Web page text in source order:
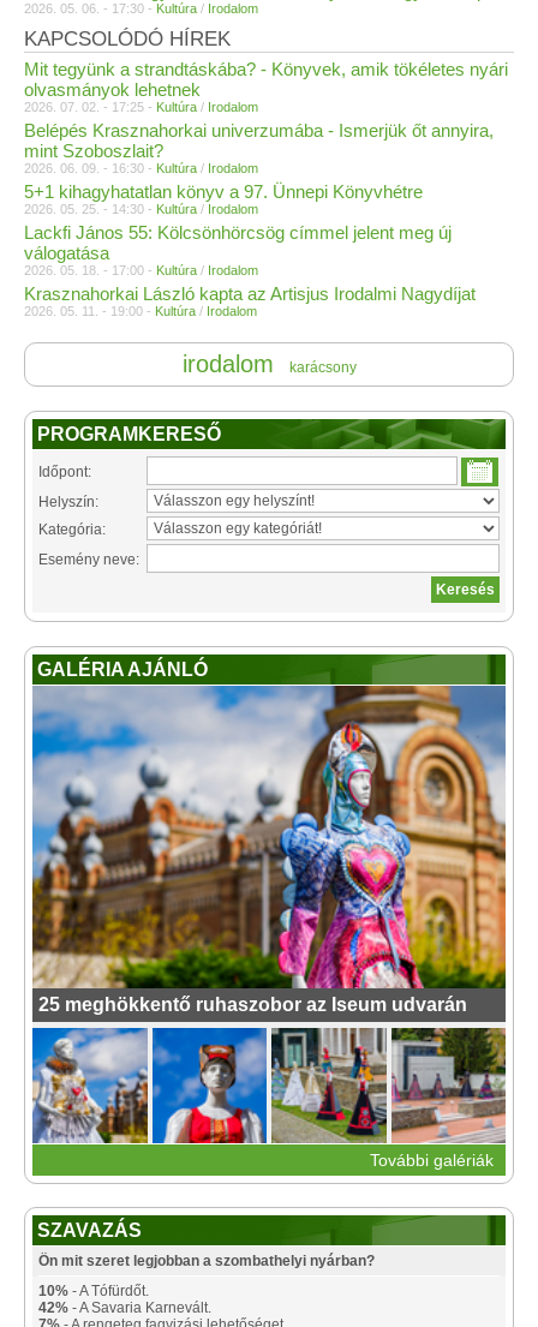
2026. 05. 06. - 17:30 - Kultúra / Irodalom
KAPCSOLÓDÓ HÍREK
Mit tegyünk a strandtáskába? - Könyvek, amik tökéletes nyári
olvasmányok lehetnek
2026. 07. 02. - 17:25 - Kultúra / Irodalom
Belépés Krasznahorkai univerzumába - Ismerjük őt annyira,
mint Szoboszlait?
2026. 06. 09. - 16:30 - Kultúra / Irodalom
5+1 kihagyhatatlan könyv a 97. Ünnepi Könyvhétre
2026. 05. 25. - 14:30 - Kultúra / Irodalom
Lackfi János 55: Kölcsönhörcsög címmel jelent meg új
válogatása
2026. 05. 18. - 17:00 - Kultúra / Irodalom
Krasznahorkai László kapta az Artisjus Irodalmi Nagydíjat
2026. 05. 11. - 19:00 - Kultúra / Irodalom
irodalom karácsony
PROGRAMKERESŐ
Időpont:
Helyszín:
Kategória:
Esemény neve:
GALÉRIA AJÁNLÓ
25 meghökkentő ruhaszobor az Iseum udvarán
További galériák
SZAVAZÁS
Ön mit szeret legjobban a szombathelyi nyárban?
10% - A Tófürdőt.
42% - A Savaria Karnevált.